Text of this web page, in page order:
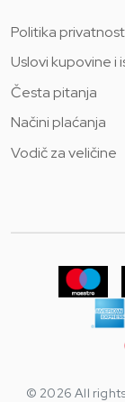
Politika
Uslovi kupovine i
Česta pitanja
Načini plaćanja
Vodič za veličine
© 2026 All